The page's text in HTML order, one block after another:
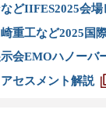
どIIFES2025会
重工など2025国
会EMOハノーバ
セスメント解説